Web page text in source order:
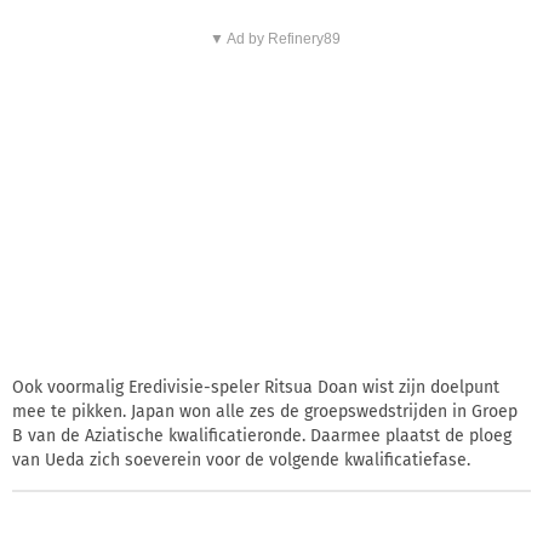
▼ Ad by Refinery89
Ook voormalig Eredivisie-speler Ritsua Doan wist zijn doelpunt
mee te pikken. Japan won alle zes de groepswedstrijden in Groep
B van de Aziatische kwalificatieronde. Daarmee plaatst de ploeg
van Ueda zich soeverein voor de volgende kwalificatiefase.